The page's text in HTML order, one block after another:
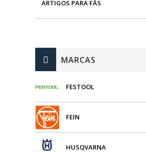
ARTIGOS PARA FÃS
MÁQUINAS DE BRINCAR
MARCAS
FESTOOL
FEIN
HUSQVARNA